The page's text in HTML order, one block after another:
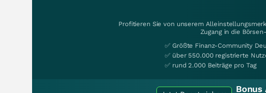
Profitieren Sie von unserem
Zugang in die
✅ Größte Finanz-Community
✅ über 550.000 registrierte
✅ rund 2.000 Beiträge pro Tag
Bonus